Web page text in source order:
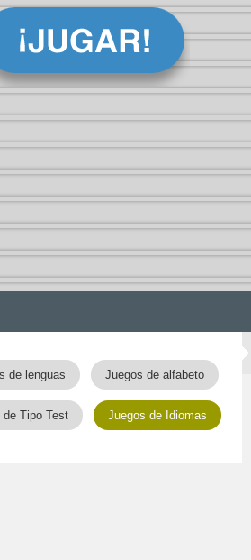
de lenguas Juegos de alfabeto
de Tipo Test Juegos de Idiomas